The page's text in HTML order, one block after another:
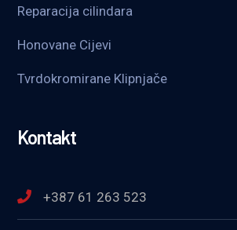
Reparacija cilindara
Honovane Cijevi
Tvrdokromirane Klipnjače
Kontakt
+387 61 263 523